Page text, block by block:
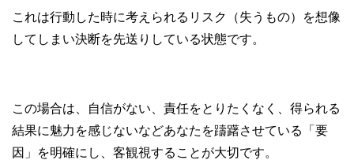
これは行動した時に考えられるリスク（失うもの）を想像
してしまい決断を先送りしている状態です。
この場合は、自信がない、責任をとりたくなく、得られる
結果に魅力を感じないなどあなたを躊躇させている「要
因」を明確にし、客観視することが大切です。